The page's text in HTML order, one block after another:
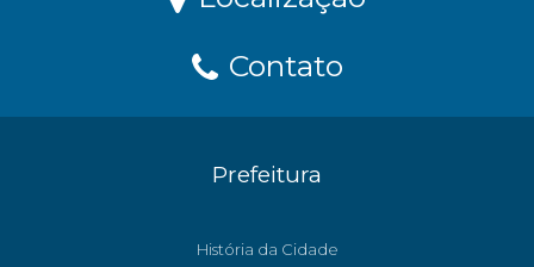
Contato
Prefeitura
História da Cidade